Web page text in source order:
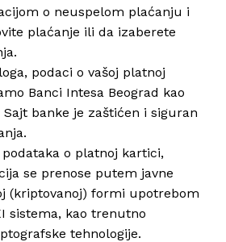
o neuspelom plaćanju i
plaćanje ili da izaberete
podaci o vašoj platnoj
Banci Intesa Beograd kao
banke je zaštićen i siguran
o platnoj kartici,
se prenose putem javne
(kriptovanoj) formi upotrebom
sistema, kao trenutno
tehnologije.